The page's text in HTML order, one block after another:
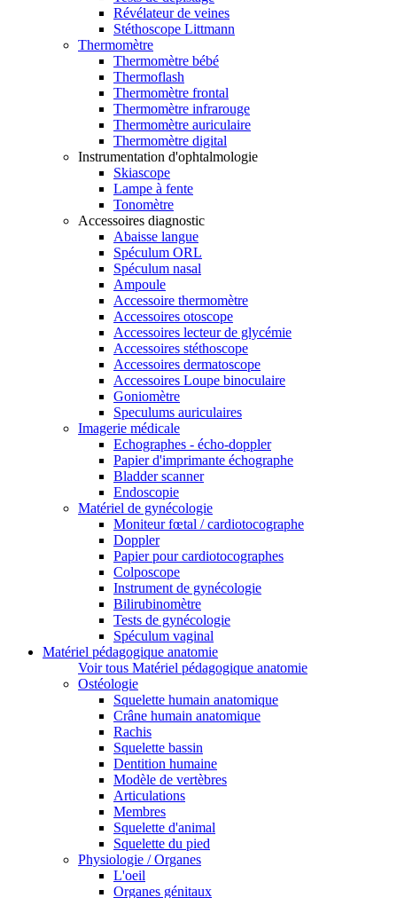
Révélateur de veines
Stéthoscope Littmann
Thermomètre
Thermomètre bébé
Thermoflash
Thermomètre frontal
Thermomètre infrarouge
Thermomètre auriculaire
Thermomètre digital
Instrumentation d'ophtalmologie
Skiascope
Lampe à fente
Tonomètre
Accessoires diagnostic
Abaisse langue
Spéculum ORL
Spéculum nasal
Ampoule
Accessoire thermomètre
Accessoires otoscope
Accessoires lecteur de glycémie
Accessoires stéthoscope
Accessoires dermatoscope
Accessoires Loupe binoculaire
Goniomètre
Speculums auriculaires
Imagerie médicale
Echographes - écho-doppler
Papier d'imprimante échographe
Bladder scanner
Endoscopie
Matériel de gynécologie
Moniteur fœtal / cardiotocographe
Doppler
Papier pour cardiotocographes
Colposcope
Instrument de gynécologie
Bilirubinomètre
Tests de gynécologie
Spéculum vaginal
Matériel pédagogique anatomie
Voir tous Matériel pédagogique anatomie
Ostéologie
Squelette humain anatomique
Crâne humain anatomique
Rachis
Squelette bassin
Dentition humaine
Modèle de vertèbres
Articulations
Membres
Squelette d'animal
Squelette du pied
Physiologie / Organes
L'oeil
Organes génitaux